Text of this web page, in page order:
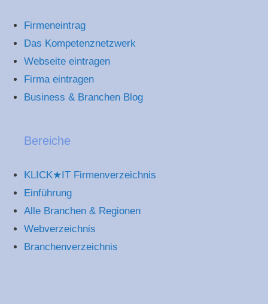
Firmeneintrag
Das Kompetenznetzwerk
Webseite eintragen
Firma eintragen
Business & Branchen Blog
Bereiche
KLICK★IT Firmenverzeichnis
Einführung
Alle Branchen & Regionen
Webverzeichnis
Branchenverzeichnis